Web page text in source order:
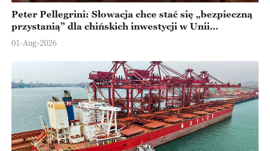
Peter Pellegrini: Słowacja chce stać się „bezpieczną
przystanią” dla chińskich inwestycji w Unii
Europejskiej
01-Aug-2026